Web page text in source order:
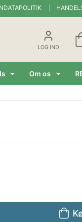
LOG IND
Om os